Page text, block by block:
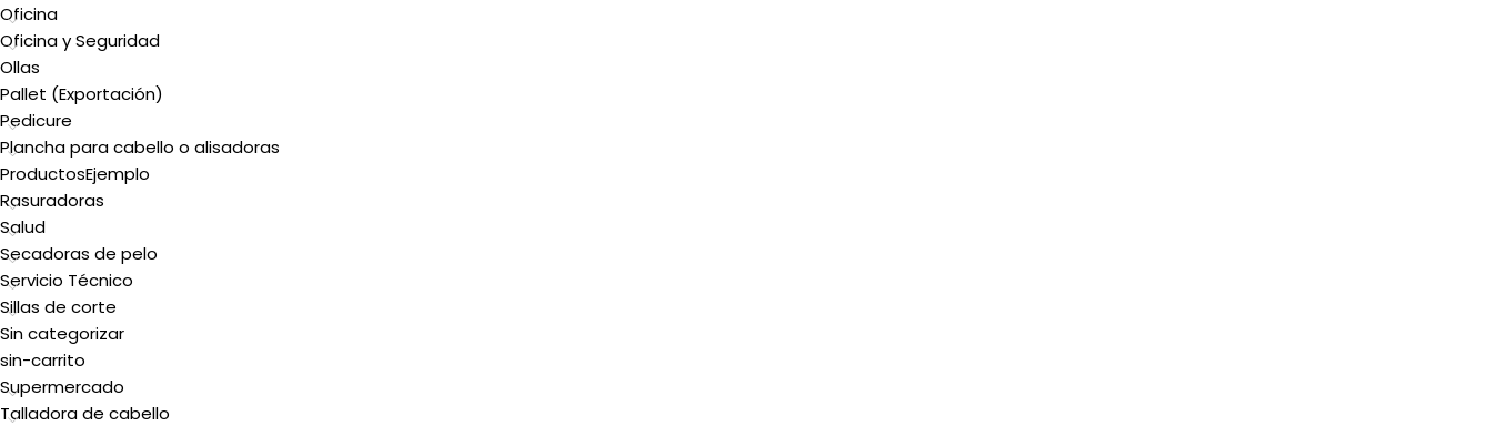
Oficina
Oficina y Seguridad
Ollas
Pallet (Exportación)
Pedicure
Plancha para cabello o alisadoras
ProductosEjemplo
Rasuradoras
Salud
Secadoras de pelo
Servicio Técnico
Sillas de corte
Sin categorizar
sin-carrito
Supermercado
Talladora de cabello